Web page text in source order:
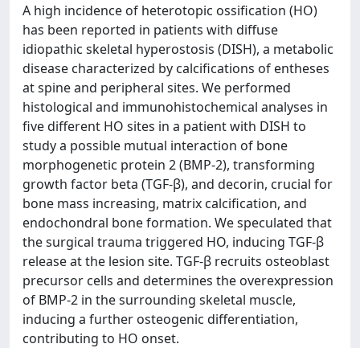
A high incidence of heterotopic ossification (HO)
has been reported in patients with diffuse
idiopathic skeletal hyperostosis (DISH), a metabolic
disease characterized by calcifications of entheses
at spine and peripheral sites. We performed
histological and immunohistochemical analyses in
five different HO sites in a patient with DISH to
study a possible mutual interaction of bone
morphogenetic protein 2 (BMP-2), transforming
growth factor beta (TGF-β), and decorin, crucial for
bone mass increasing, matrix calcification, and
endochondral bone formation. We speculated that
the surgical trauma triggered HO, inducing TGF-β
release at the lesion site. TGF-β recruits osteoblast
precursor cells and determines the overexpression
of BMP-2 in the surrounding skeletal muscle,
inducing a further osteogenic differentiation,
contributing to HO onset.